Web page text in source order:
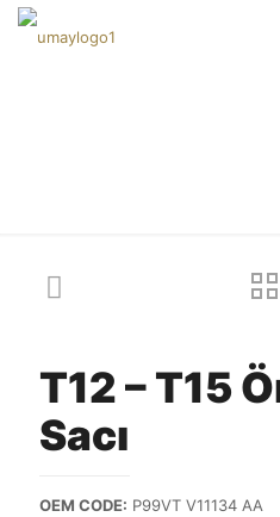
T12 – T15
Sacı
OEM CODE: P99VT V11134 AA